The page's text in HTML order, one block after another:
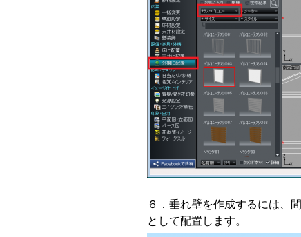
６．垂れ壁を作成するには、
として配置します。